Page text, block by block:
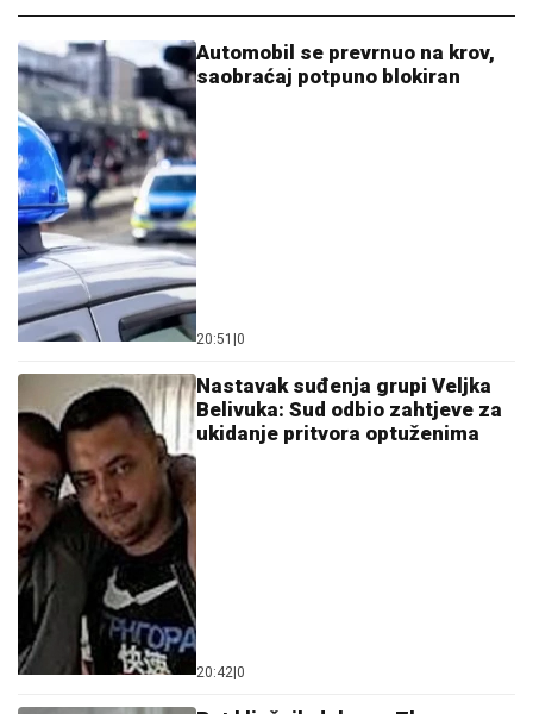
Automobil se prevrnuo na krov,
saobraćaj potpuno blokiran
20:51 0
Nastavak suđenja grupi Veljka
Belivuka: Sud odbio zahtjeve za
ukidanje pritvora optuženima
20:42 0